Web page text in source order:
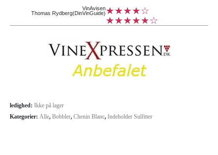
VinAvisen
Thomas Rydberg(DinVinGuide)★★★★☆
★★★★★☆
ledighed: Ikke på lager
Kategorier: Alle, Bobbler, Chenin Blanc, Indeholder Sulfitter